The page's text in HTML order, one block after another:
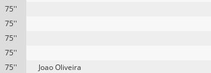
75''
75''
75''
75''
75''
Joao Oliveira